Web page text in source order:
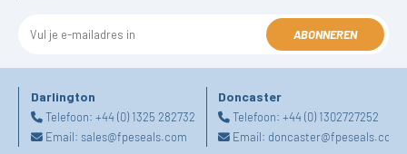
ABONNEREN
Darlington
Telefoon: +44 (0) 1325 282732
Email: sales@fpeseals.com
Doncaster
Telefoon:+44 (0) 1302727252
Email: doncaster@fpeseals.com